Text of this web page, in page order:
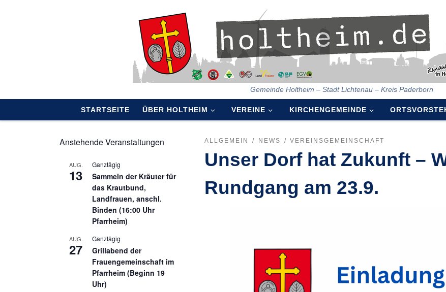
Gemeinde Holtheim – Stadt Lichtenau – Kreis Paderborn
STARTSEITE ÜBER HOLTHEIM VEREINE KIRCHENGEMEINDE
ALLGEMEIN NEWS VEREINSGEMEINSCHAFT
Unser Dorf hat Zukunft –
Rundgang am 23.9.
Anstehende Veranstaltungen
AUG.
13
Ganztägig
Sammeln der Kräuter für
das Krautbund,
Landfrauen, anschl.
Binden (16:00 Uhr
Pfarrheim)
AUG.
27
Ganztägig
Grillabend der
Frauengemeinschaft im
Pfarrheim (Beginn 19
Uhr)